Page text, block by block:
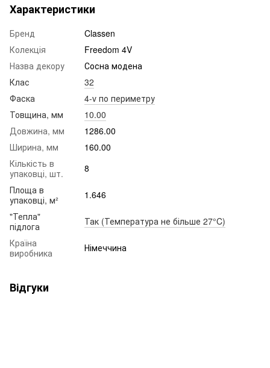
Характеристики
Бренд
Classen
Колекція
Freedom 4V
Назва декору
Сосна модена
Клас
32
Фаска
4-v по периметру
Товщина, мм
10.00
Довжина, мм
1286.00
Ширина, мм
160.00
Кількість в
упаковці, шт.
8
Площа в
упаковці, м²
1.646
"Тепла"
підлога
Так (Температура не більше 27°C)
Країна
виробника
Німеччина
Відгуки